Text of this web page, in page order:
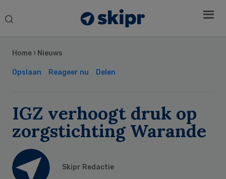
Search
Home › Nieuws
Opslaan Reageer nu Delen
IGZ verhoogt druk op
zorgstichting Warande
Skipr Redactie
Sidebar